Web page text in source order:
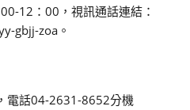
12：00，視訊通話連結：
gbjj-zoa。
電話04-2631-8652分機